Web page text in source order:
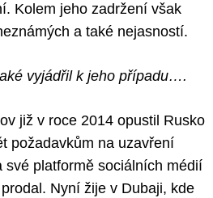
Kolem jeho zadržení však
a také nejasností.
vyjádřil k jeho případu….
již v roce 2014 opustil Rusko
požadavkům na uzavření
své platformě sociálních médií
Nyní žije v Dubaji, kde